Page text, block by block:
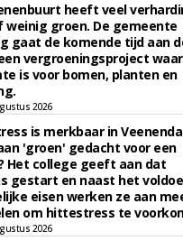
heeft veel
weinig groen. De gemeente
gaat de komende tijd aan
vergroeningsproject waar
is voor bomen, planten en
2026
is merkbaar in
'groen' gedacht voor een
Het college geeft aan dat
gestart en naast het
eisen werken ze aan
om hittestress te
2026